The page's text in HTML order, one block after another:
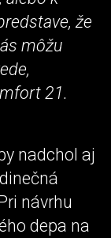
že
môžu
21.
nadchol aj
návrhu
depa na